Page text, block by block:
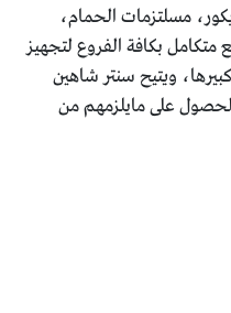
مسلتزمات الحمام،
بكافة الفروع لتجهيز
ويتيح سنتر شاهين
الحصول على مايلزمهم من